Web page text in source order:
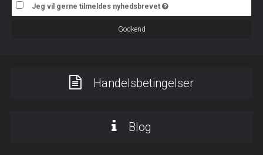
Jeg vil gerne tilmeldes nyhedsbrevet
Godkend
Handelsbetingelser
Blog